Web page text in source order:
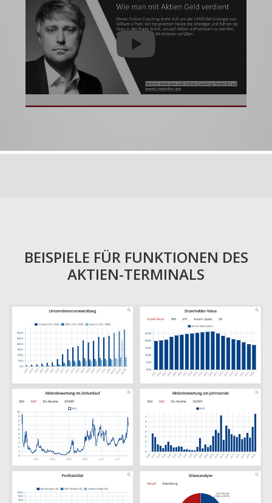
BEISPIELE FÜR FUNKTIONEN DES
AKTIEN-TERMINALS